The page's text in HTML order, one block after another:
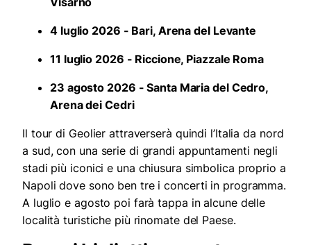
4 luglio 2026 - Bari, Arena del Levante
11 luglio 2026 - Riccione, Piazzale Roma
23 agosto 2026 - Santa Maria del Cedro,
Arena dei Cedri
Il tour di Geolier attraverserà quindi l’Italia da nord
a sud, con una serie di grandi appuntamenti negli
stadi più iconici e una chiusura simbolica proprio a
Napoli dove sono ben tre i concerti in programma.
A luglio e agosto poi farà tappa in alcune delle
località turistiche più rinomate del Paese.